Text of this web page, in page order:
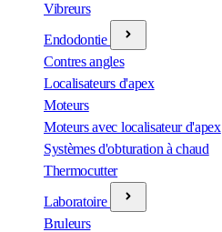
Vibreurs
Endodontie
Contres angles
Localisateurs d'apex
Moteurs
Moteurs avec localisateur d'apex
Systèmes d'obturation à chaud
Thermocutter
Laboratoire
Bruleurs